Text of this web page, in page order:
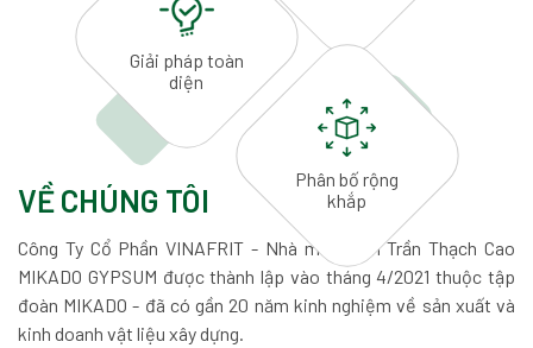
Giải pháp toàn
diện
Phân bố rộng
khắp
VỀ CHÚNG TÔI
Công Ty Cổ Phần VINAFRIT - Nhà máy Tấm Trần Thạch Cao
MIKADO GYPSUM được thành lập vào tháng 4/2021 thuộc tập
đoàn MIKADO - đã có gần 20 năm kinh nghiệm về sản xuất và
kinh doanh vật liệu xây dựng.